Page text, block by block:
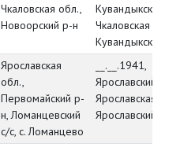
Чкаловская обл.,
Новоорский р-н
Кувандыкский
Чкаловская обл.,
Кувандыкский р-
Ярославская
обл.,
Первомайский р-
н, Ломанцевский
с/с, с. Ломанцево
__.__.1941,
Ярославский РВК,
Ярославская
Ярославский р-н